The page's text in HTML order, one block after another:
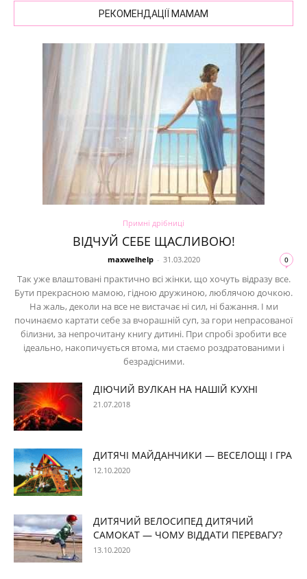
РЕКОМЕНДАЦІЇ МАМАМ
Примні дрібниці
ВІДЧУЙ СЕБЕ ЩАСЛИВОЮ!
maxwelhelp - 31.03.2020 0
Так уже влаштовані практично всі жінки, що хочуть відразу все.
Бути прекрасною мамою, гідною дружиною, люблячою дочкою.
На жаль, деколи на все не вистачає ні сил, ні бажання. І ми
починаємо картати себе за вчорашній суп, за гори непрасованої
білизни, за непрочитану книгу дитині. При спробі зробити все
ідеально, накопичується втома, ми стаємо роздратованими і
безрадісними.
ДІЮЧИЙ ВУЛКАН НА НАШІЙ КУХНІ
21.07.2018
ДИТЯЧІ МАЙДАНЧИКИ — ВЕСЕЛОЩІ І ГРА
12.10.2020
ДИТЯЧИЙ ВЕЛОСИПЕД ДИТЯЧИЙ
САМОКАТ — ЧОМУ ВІДДАТИ ПЕРЕВАГУ?
13.10.2020